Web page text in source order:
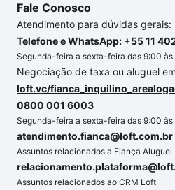
Fale Conosco
Atendimento para dúvidas gerais:
Telefone e WhatsApp: +55 11
Segunda-feira a sexta-feira das 9:00 às
Negociação de taxa ou aluguel
loft.vc/
0800 001 6003
Segunda-feira a sexta-feira das 9:00 às
atendimento.fianca@loft.com.br
Assuntos relacionados a Fiança Aluguel
Assuntos relacionados ao CRM Loft